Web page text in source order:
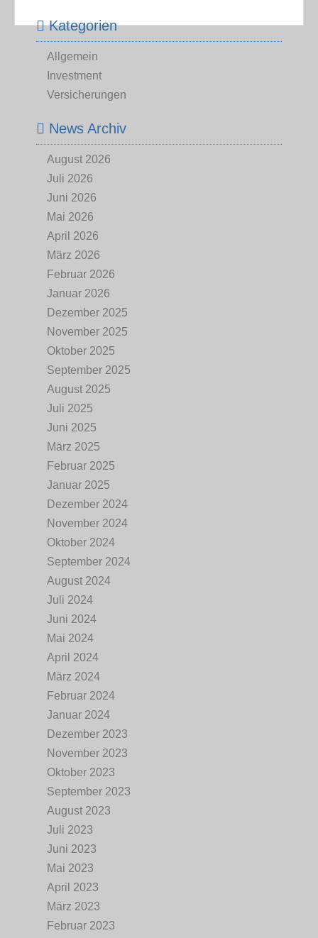
Kategorien
Allgemein
Investment
Versicherungen
News Archiv
August 2026
Juli 2026
Juni 2026
Mai 2026
April 2026
März 2026
Februar 2026
Januar 2026
Dezember 2025
November 2025
Oktober 2025
September 2025
August 2025
Juli 2025
Juni 2025
März 2025
Februar 2025
Januar 2025
Dezember 2024
November 2024
Oktober 2024
September 2024
August 2024
Juli 2024
Juni 2024
Mai 2024
April 2024
März 2024
Februar 2024
Januar 2024
Dezember 2023
November 2023
Oktober 2023
September 2023
August 2023
Juli 2023
Juni 2023
Mai 2023
April 2023
März 2023
Februar 2023